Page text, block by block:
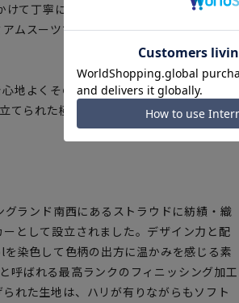
て丁寧にオーダーメイドスーツのような
ムスーツです。
地よくそのうえ美しいスーツをめざし一
てられた極上の仕上がりを是非ご堪能下さ
ランド南西にあるストラウドに紡績・織
として設立されました。デザイン力と配
染色して色柄の出方に温かみを感じる素
呼ばれる最高ランクのフィニッシング加工
れた生地は、ハリが有りながらもソフト